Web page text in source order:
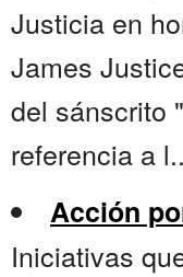
Justicia en
James
del sánscrito
referencia a
Acción
Iniciativas